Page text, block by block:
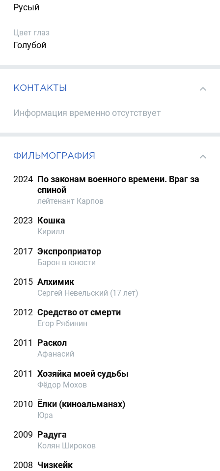
Русый
Цвет глаз
Голубой
КОНТАКТЫ
Информация временно отсутствует
ФИЛЬМОГРАФИЯ
2024 По законам военного времени. Враг за
спиной
лейтенант Карпов
2023 Кошка
Кирилл
2017 Экспроприатор
Барон в юности
2015 Алхимик
Сергей Невельский (17 лет)
2012 Средство от смерти
Егор Рябинин
2011 Раскол
Афанасий
2011 Хозяйка моей судьбы
Фёдор Мохов
2010 Ёлки (киноальманах)
Юра
2009 Радуга
Колян Широков
2008 Чизкейк